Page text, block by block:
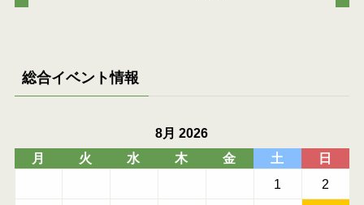
総合イベント情報
8月 2026
月
火 水 木 金 土
日
1
2